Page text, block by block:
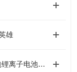
雄
软包电池卧式热压化成机是一种用于软包锂离子电池生产的设备